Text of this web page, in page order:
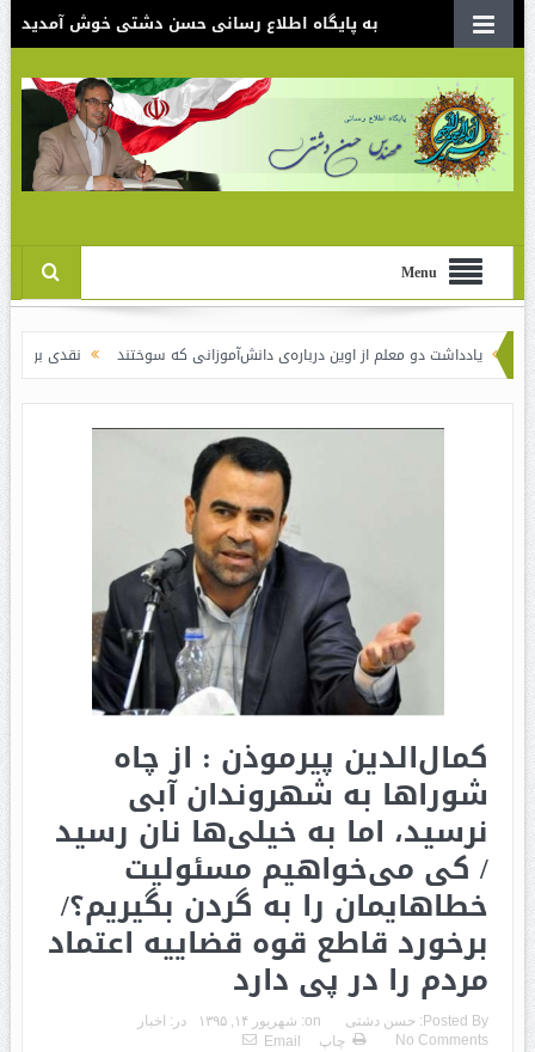
به پایگاه اطلاع رسانی حسن دشتی خوش آمدید
Menu
دو معلم از اوین درباره‌ی دانش‌آموزانی که سوختند نقدی بر سند الگوی
کمال‌الدین پیرموذن : از چاه
شوراها به شهروندان آبی
نرسید، اما به خیلی‌ها نان رسید
/ کی می‌خواهیم مسئولیت
خطاهایمان را به گردن بگیریم؟/
برخورد قاطع قوه قضاییه اعتماد
مردم را در پی دارد
Posted By: حسن دشتی on: شهریور ۱۴, ۱۳۹۵ در: اخبار
No Comments
چاپ Email